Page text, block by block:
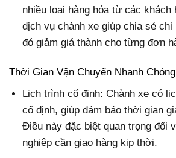
nhiều loại hàng hóa từ các khách
dịch vụ chành xe giúp chia sẻ
đó giảm giá thành cho từng đơn
Thời Gian Vận Chuyển Nhanh Chóng
Lịch trình cố định: Chành xe có
cố định, giúp đảm bảo thời gian
Điều này đặc biệt quan trọng đối
nghiệp cần giao hàng kịp thời.